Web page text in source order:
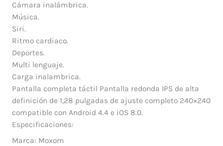
Cámara inalámbrica.
Música.
Siri.
Ritmo cardiaco.
Deportes.
Multi lenguaje.
Carga inalambrica.
Pantalla completa táctil Pantalla redonda IPS de alta
definición de 1,28 pulgadas de ajuste completo 240×240
compatible con Android 4.4 e iOS 8.0.
Especificaciones:
Marca: Moxom